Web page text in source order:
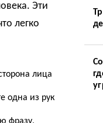
Эти
легко
лица
одна из рук